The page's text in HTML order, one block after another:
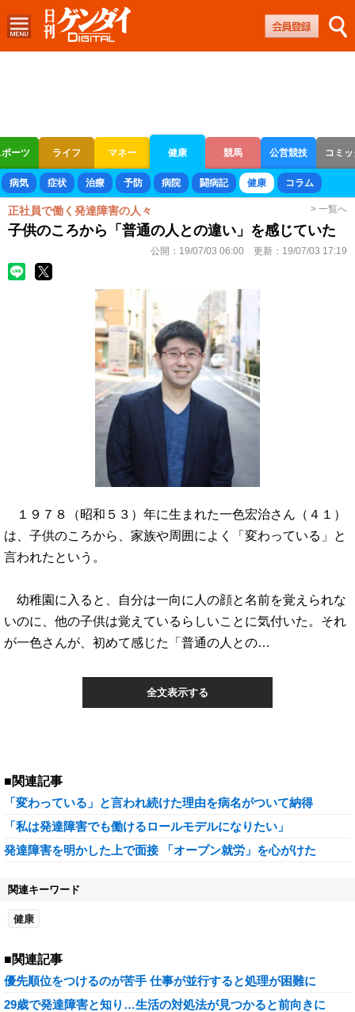
ーツ ライフ マネー 健康 競馬 公営競技 コミ
ボートレース 競輪 オートレース
病気 症状 治療 予防 病院 闘病記 健康 コラム
正社員で働く発達障害の人々 > 一覧へ
子供のころから「普通の人との違い」を感じていた
公開： 19/07/03 06:00 更新： 19/07/03 17:19
１９７８（昭和５３）年に生まれた一色宏治さん（４１）
は、子供のころから、家族や周囲によく「変わっている」と
言われたという。
幼稚園に入ると、自分は一向に人の顔と名前を覚えられな
いのに、他の子供は覚えているらしいことに気付いた。それ
が一色さんが、初めて感じた「普通の人との…
全文表示する
■関連記事
「変わっている」と言われ続けた理由を病名がついて納得
「私は発達障害でも働けるロールモデルになりたい」
発達障害を明かした上で面接 「オープン就労」を心がけた
関連キーワード
健康
■関連記事
優先順位をつけるのが苦手 仕事が並行すると処理が困難に
29歳で発達障害と知り…生活の対処法が見つかると前向きに